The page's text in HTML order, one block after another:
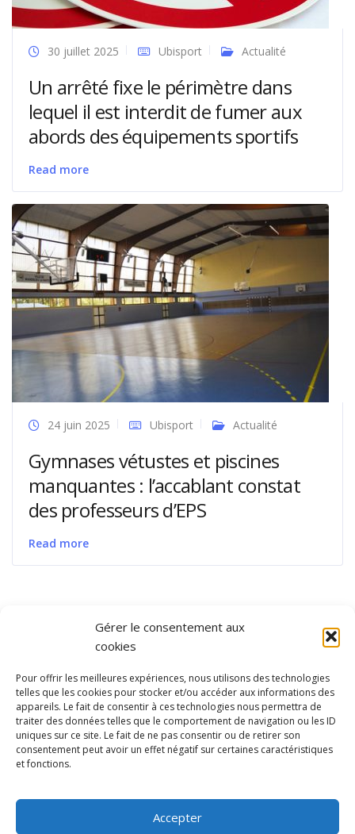
Gérer le consentement aux
cookies
Pour offrir les meilleures expériences, nous utilisons des technologies
telles que les cookies pour stocker et/ou accéder aux informations des
appareils. Le fait de consentir à ces technologies nous permettra de
traiter des données telles que le comportement de navigation ou les ID
uniques sur ce site. Le fait de ne pas consentir ou de retirer son
consentement peut avoir un effet négatif sur certaines caractéristiques
et fonctions.
Accepter
30 juillet 2025 Ubisport Actualité
Un arrêté fixe le périmètre dans
lequel il est interdit de fumer aux
abords des équipements sportifs
Read more
24 juin 2025 Ubisport Actualité
Gymnases vétustes et piscines
manquantes : l’accablant constat
des professeurs d’EPS
Read more
et de loisirs
Contact